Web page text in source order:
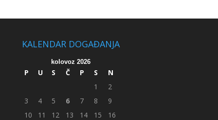
KALENDAR DOGAĐANJA
kolovoz 2026
P U S Č P S
N
1
2
3
4 5 6 7 8
9
10
11 12 13 14 15
16